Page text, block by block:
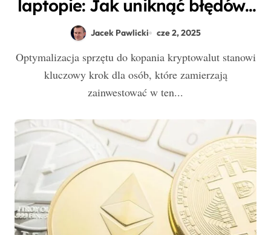
laptopie: Jak uniknąć błędów i
efektywnie zwiększyć zyski
Jacek Pawlicki cze 2, 2025
Optymalizacja sprzętu do kopania kryptowalut stanowi
kluczowy krok dla osób, które zamierzają
zainwestować w ten...